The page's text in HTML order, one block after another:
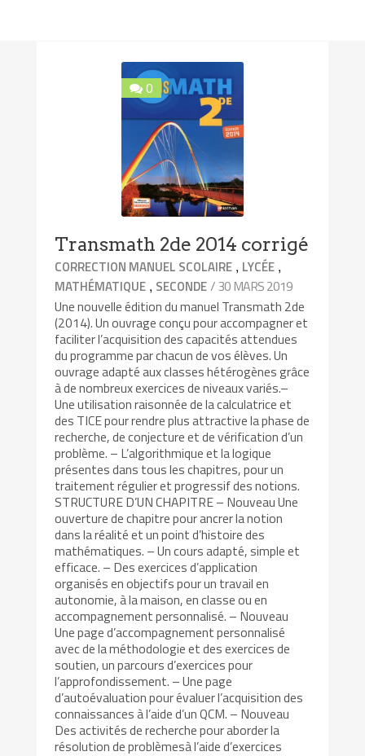
0
Transmath 2de 2014 corrigé
CORRECTION MANUEL SCOLAIRE , LYCÉE ,
MATHÉMATIQUE , SECONDE/ 30 MARS 2019
Une nouvelle édition du manuel Transmath 2de
(2014). Un ouvrage conçu pour accompagner et
faciliter l’acquisition des capacités attendues
du programme par chacun de vos élèves. Un
ouvrage adapté aux classes hétérogènes grâce
à de nombreux exercices de niveaux variés.–
Une utilisation raisonnée de la calculatrice et
des TICE pour rendre plus attractive la phase de
recherche, de conjecture et de vérification d’un
problème. – L’algorithmique et la logique
présentes dans tous les chapitres, pour un
traitement régulier et progressif des notions.
STRUCTURE D’UN CHAPITRE – Nouveau Une
ouverture de chapitre pour ancrer la notion
dans la réalité et un point d’histoire des
mathématiques. – Un cours adapté, simple et
efficace. – Des exercices d’application
organisés en objectifs pour un travail en
autonomie, à la maison, en classe ou en
accompagnement personnalisé. – Nouveau
Une page d’accompagnement personnalisé
avec de la méthodologie et des exercices de
soutien, un parcours d’exercices pour
l’approfondissement. – Une page
d’autoévaluation pour évaluer l’acquisition des
connaissances à l’aide d’un QCM. – Nouveau
Des activités de recherche pour aborder la
résolution de problèmesà l’aide d’exercices